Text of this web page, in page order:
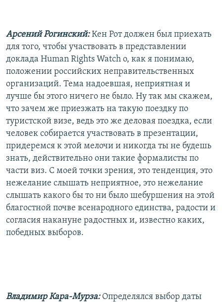
Арсений Рогинский:Кен Рот должен был приехать
для того, чтобы участвовать в представлении
доклада Human Rights Watch о, как я понимаю,
положении российских неправительственных
организаций. Тема надоевшая, неприятная и
лучше бы этого ничего не было. Ну так мы скажем,
что зачем же приезжать на такую поездку по
туристской визе, ведь это же деловая поездка, если
человек собирается участвовать в презентации,
придеремся к этой мелочи и никогда ты не будешь
знать, действительно они такие формалисты по
части виз. С моей точки зрения, это тенденция, это
нежелание слышать неприятное, это нежелание
слышать какого бы то ни было шебуршения на этой
благостной почве всенародного единства, радости и
согласия накануне радостных и, известно каких,
победных выборов.
Владимир Кара-Мурза: Определялся выбор даты